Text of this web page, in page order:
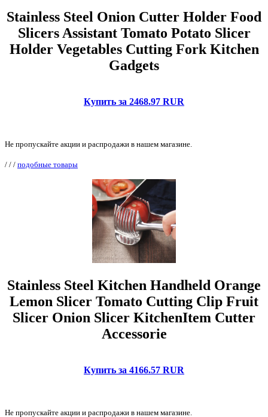
Stainless Steel Onion Cutter Holder Food
Slicers Assistant Tomato Potato Slicer
Holder Vegetables Cutting Fork Kitchen
Gadgets
Купить за 2468.97 RUR
Не пропускайте акции и распродажи в нашем магазине.
/ / / подобные товары
Stainless Steel Kitchen Handheld Orange
Lemon Slicer Tomato Cutting Clip Fruit
Slicer Onion Slicer KitchenItem Cutter
Accessorie
Купить за 4166.57 RUR
Не пропускайте акции и распродажи в нашем магазине.